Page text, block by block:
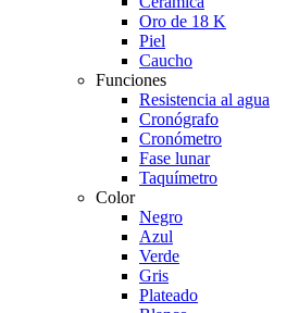
Oro de 18 K
Piel
Caucho
Funciones
Resistencia al agua
Cronógrafo
Cronómetro
Fase lunar
Taquímetro
Color
Negro
Azul
Verde
Gris
Plateado